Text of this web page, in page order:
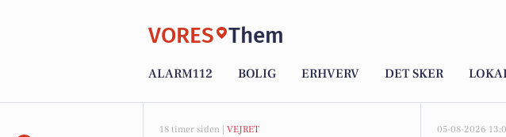
VORES Them
ALARM112 BOLIG ERHVERV DET SKER
18 timer siden | VEJRET 05-08-2026